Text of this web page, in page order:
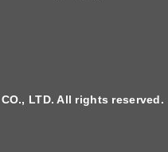
LTD. All rights reserved.